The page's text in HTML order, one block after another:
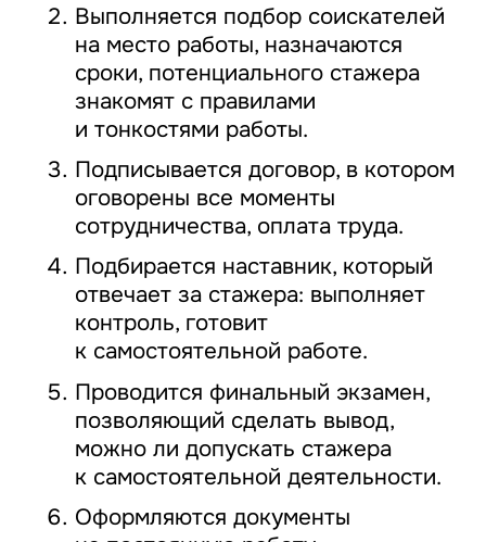
Выполняется подбор соискателей
на место работы, назначаются
сроки, потенциального стажера
знакомят с правилами
и тонкостями работы.
Подписывается договор, в котором
оговорены все моменты
сотрудничества, оплата труда.
Подбирается наставник, который
отвечает за стажера: выполняет
контроль, готовит
к самостоятельной работе.
Проводится финальный экзамен,
позволяющий сделать вывод,
можно ли допускать стажера
к самостоятельной деятельности.
Оформляются документы